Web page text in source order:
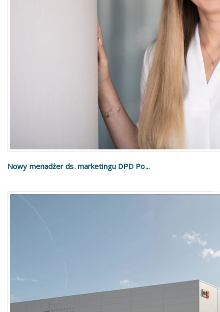
Nowy menadżer ds. marketingu DPD Po...